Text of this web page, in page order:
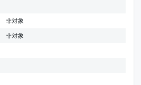
非対象
非対象